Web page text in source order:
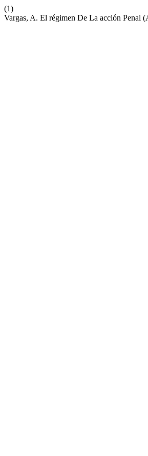
(1)
Vargas, A. El régimen De La acción